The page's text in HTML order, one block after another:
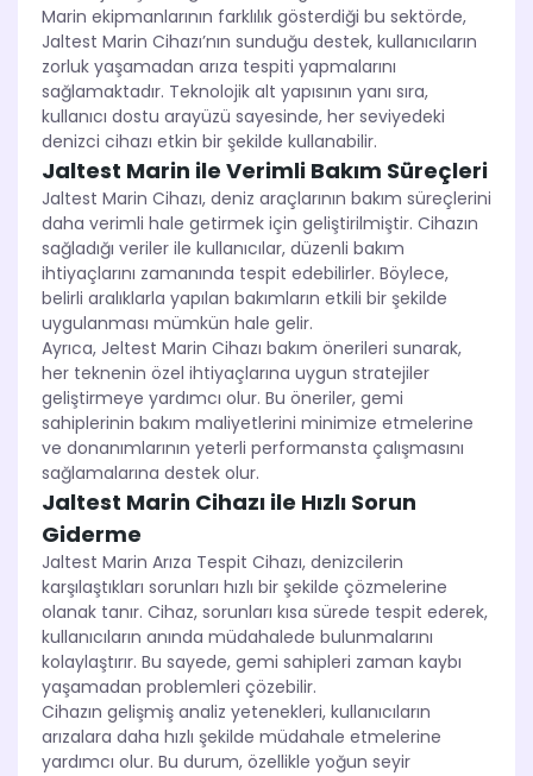
Marin ekipmanlarının farklılık gösterdiği bu sektörde,
Jaltest Marin Cihazı’nın sunduğu destek, kullanıcıların
zorluk yaşamadan arıza tespiti yapmalarını
sağlamaktadır. Teknolojik alt yapısının yanı sıra,
kullanıcı dostu arayüzü sayesinde, her seviyedeki
denizci cihazı etkin bir şekilde kullanabilir.
Jaltest Marin ile Verimli Bakım Süreçleri
Jaltest Marin Cihazı, deniz araçlarının bakım süreçlerini
daha verimli hale getirmek için geliştirilmiştir. Cihazın
sağladığı veriler ile kullanıcılar, düzenli bakım
ihtiyaçlarını zamanında tespit edebilirler. Böylece,
belirli aralıklarla yapılan bakımların etkili bir şekilde
uygulanması mümkün hale gelir.
Ayrıca, Jeltest Marin Cihazı bakım önerileri sunarak,
her teknenin özel ihtiyaçlarına uygun stratejiler
geliştirmeye yardımcı olur. Bu öneriler, gemi
sahiplerinin bakım maliyetlerini minimize etmelerine
ve donanımlarının yeterli performansta çalışmasını
sağlamalarına destek olur.
Jaltest Marin Cihazı ile Hızlı Sorun
Giderme
Jaltest Marin Arıza Tespit Cihazı, denizcilerin
karşılaştıkları sorunları hızlı bir şekilde çözmelerine
olanak tanır. Cihaz, sorunları kısa sürede tespit ederek,
kullanıcıların anında müdahalede bulunmalarını
kolaylaştırır. Bu sayede, gemi sahipleri zaman kaybı
yaşamadan problemleri çözebilir.
Cihazın gelişmiş analiz yetenekleri, kullanıcıların
arızalara daha hızlı şekilde müdahale etmelerine
yardımcı olur. Bu durum, özellikle yoğun seyir